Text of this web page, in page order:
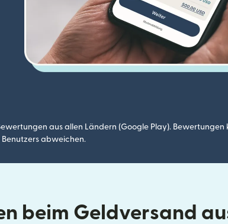
aus allen Ländern (Google Play). Bewertungen
abweichen.
beim Geldversand